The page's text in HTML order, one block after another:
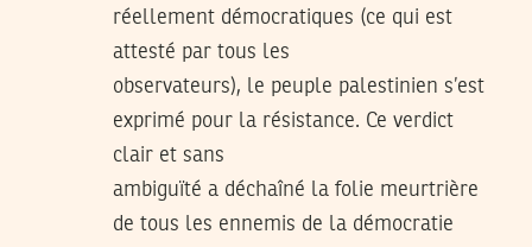
réellement démocratiques (ce qui est
attesté par tous les
observateurs), le peuple palestinien s’est
exprimé pour la résistance. Ce verdict
clair et sans
ambiguïté a déchaîné la folie meurtrière
de tous les ennemis de la démocratie